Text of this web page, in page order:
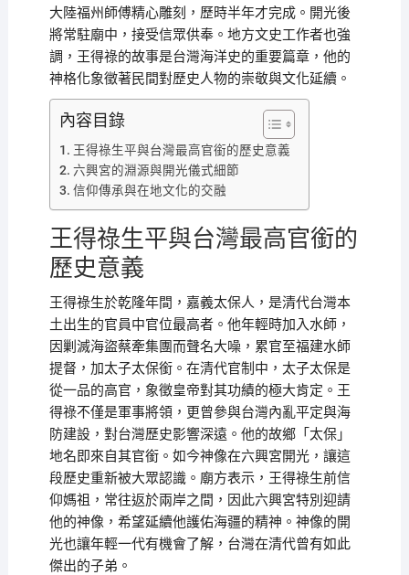
大陸福州師傅精心雕刻，歷時半年才完成。開光後
將常駐廟中，接受信眾供奉。地方文史工作者也強
調，王得祿的故事是台灣海洋史的重要篇章，他的
神格化象徵著民間對歷史人物的崇敬與文化延續。
內容目錄
王得祿生平與台灣最高官銜的歷史意義
六興宮的淵源與開光儀式細節
信仰傳承與在地文化的交融
王得祿生平與台灣最高官銜的
歷史意義
王得祿生於乾隆年間，嘉義太保人，是清代台灣本
土出生的官員中官位最高者。他年輕時加入水師，
因剿滅海盜蔡牽集團而聲名大噪，累官至福建水師
提督，加太子太保銜。在清代官制中，太子太保是
從一品的高官，象徵皇帝對其功績的極大肯定。王
得祿不僅是軍事將領，更曾參與台灣內亂平定與海
防建設，對台灣歷史影響深遠。他的故鄉「太保」
地名即來自其官銜。如今神像在六興宮開光，讓這
段歷史重新被大眾認識。廟方表示，王得祿生前信
仰媽祖，常往返於兩岸之間，因此六興宮特別迎請
他的神像，希望延續他護佑海疆的精神。神像的開
光也讓年輕一代有機會了解，台灣在清代曾有如此
傑出的子弟。